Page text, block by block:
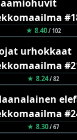
★ 8.40/ 102
★ 8.24/ 82
★ 8.30/ 67